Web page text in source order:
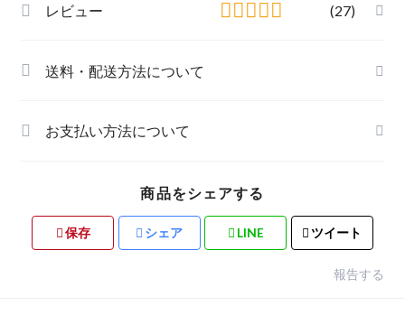
レビュー (27)
送料・配送方法について
お支払い方法について
商品をシェアする
保存 シェア LINE ツイート
報告する